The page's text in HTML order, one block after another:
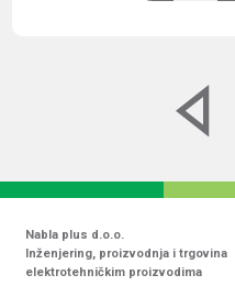
Nabla plus d.o.o.
Inženjering, proizvodnja i trgovina
elektrotehničkim proizvodima